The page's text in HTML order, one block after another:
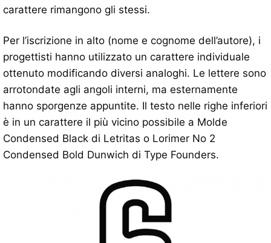
carattere rimangono gli stessi.
Per l’iscrizione in alto (nome e cognome dell’autore), i
progettisti hanno utilizzato un carattere individuale
ottenuto modificando diversi analoghi. Le lettere sono
arrotondate agli angoli interni, ma esternamente
hanno sporgenze appuntite. Il testo nelle righe inferiori
è in un carattere il più vicino possibile a Molde
Condensed Black di Letritas o Lorimer No 2
Condensed Bold Dunwich di Type Founders.